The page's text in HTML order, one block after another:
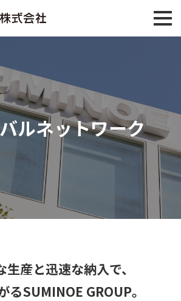
ルネットワーク
生産と迅速な納入で、
るSUMINOE GROUP。